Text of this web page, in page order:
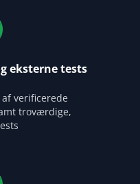
eksterne tests
verificerede
troværdige,